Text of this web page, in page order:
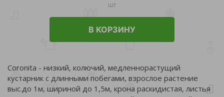
шт
В КОРЗИНУ
Coronita - низкий, колючий, медленнорастущий
кустарник с длинными побегами, взрослое растение
выс.до 1м, шириной до 1,5м, крона раскидистая, листья